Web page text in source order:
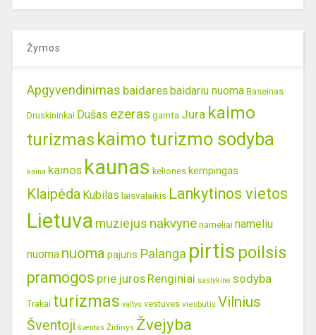
Žymos
Apgyvendinimas baidaresbaidariu nuoma Baseinas
Druskininkai Dušas ezeras gamta Jura kaimo
turizmas kaimo turizmo sodyba
kaina kainos kaunas keliones kempingas
Klaipėda Kubilas laisvalaikis Lankytinos vietos
Lietuva muziejus nakvyne nameliai nameliu
nuoma nuoma pajuris Palanga pirtis poilsis
pramogos prie juros Renginiai saslykine sodyba
Trakai turizmas valtys vestuves viesbutis Vilnius
Šventoji šventės Židinys Žvejyba